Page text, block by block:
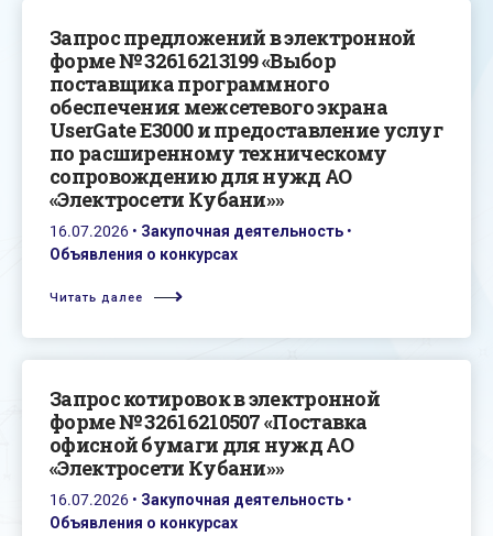
Запрос предложений в электронной
форме № 32616213199 «Выбор
поставщика программного
обеспечения межсетевого экрана
UserGate E3000 и предоставление услуг
по расширенному техническому
сопровождению для нужд АО
«Электросети Кубани»»
16.07.2026 • Закупочная деятельность •
Объявления о конкурсах
Читать далее
Запрос котировок в электронной
форме № 32616210507 «Поставка
офисной бумаги для нужд АО
«Электросети Кубани»»
16.07.2026 • Закупочная деятельность •
Объявления о конкурсах